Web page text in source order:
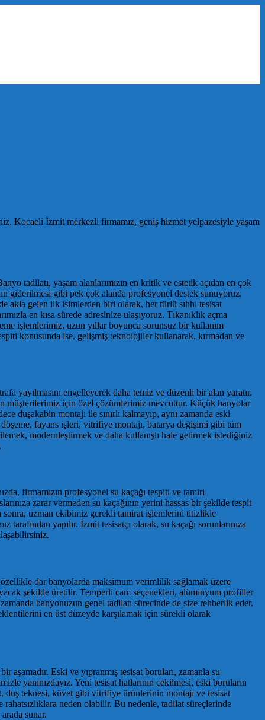
Kocaeli İzmit merkezli firmamız, geniş hizmet yelpazesiyle yaşam
tadilatı, yaşam alanlarımızın en kritik ve estetik açıdan en çok
giderilmesi gibi pek çok alanda profesyonel destek sunuyoruz.
akla gelen ilk isimlerden biri olarak, her türlü sıhhi tesisat
en kısa sürede adresinize ulaşıyoruz. Tıkanıklık açma
işlemlerimiz, uzun yıllar boyunca sorunsuz bir kullanım
konusunda ise, gelişmiş teknolojiler kullanarak, kırmadan ve
yayılmasını engelleyerek daha temiz ve düzenli bir alan yaratır.
müşterilerimiz için özel çözümlerimiz mevcuttur. Küçük banyolar
duşakabin montajı ile sınırlı kalmayıp, aynı zamanda eski
döşeme, fayans işleri, vitrifiye montajı, batarya değişimi gibi tüm
modernleştirmek ve daha kullanışlı hale getirmek istediğiniz
firmamızın profesyonel su kaçağı tespiti ve tamiri
zarar vermeden su kaçağının yerini hassas bir şekilde tespit
sonra, uzman ekibimiz gerekli tamirat işlemlerini titizlikle
yapılır. İzmit tesisatçı olarak, su kaçağı sorunlarınıza
dar banyolarda maksimum verimlilik sağlamak üzere
şekilde üretilir. Temperli cam seçenekleri, alüminyum profiller
banyonuzun genel tadilatı sürecinde de size rehberlik eder.
en üst düzeyde karşılamak için sürekli olarak
Eski ve yıpranmış tesisat boruları, zamanla su
yanınızdayız. Yeni tesisat hatlarının çekilmesi, eski boruların
duş teknesi, küvet gibi vitrifiye ürünlerinin montajı ve tesisat
rahatsızlıklara neden olabilir. Bu nedenle, tadilat süreçlerinde
sunar.